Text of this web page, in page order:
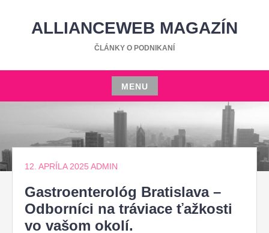
ALLIANCEWEB MAGAZÍN
ČLÁNKY O PODNIKANÍ
MENU
Skip
12. APRÍLA 2025 ADMIN
Gastroenterológ Bratislava –
Odborníci na tráviace ťažkosti
vo vašom okolí.